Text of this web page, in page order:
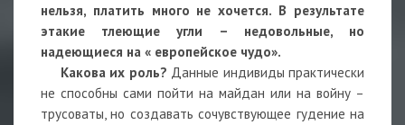
нельзя, платить много не хочется. В результате
этакие тлеющие угли – недовольные, но
надеющиеся на « европейское чудо».
Какова их роль? Данные индивиды практически
не способны сами пойти на майдан или на войну –
трусоваты, но создавать сочувствующее гудение на